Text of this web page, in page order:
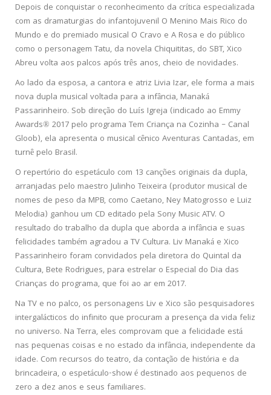
Depois de conquistar o reconhecimento da crítica especializada
com as dramaturgias do infantojuvenil O Menino Mais Rico do
Mundo e do premiado musical O Cravo e A Rosa e do público
como o personagem Tatu, da novela Chiquititas, do SBT, Xico
Abreu volta aos palcos após três anos, cheio de novidades.
Ao lado da esposa, a cantora e atriz Livia Izar, ele forma a mais
nova dupla musical voltada para a infância, Manaká
Passarinheiro. Sob direção do Luís Igreja (indicado ao Emmy
Awards® 2017 pelo programa Tem Criança na Cozinha – Canal
Gloob), ela apresenta o musical cênico Aventuras Cantadas, em
turnê pelo Brasil.
O repertório do espetáculo com 13 canções originais da dupla,
arranjadas pelo maestro Julinho Teixeira (produtor musical de
nomes de peso da MPB, como Caetano, Ney Matogrosso e Luiz
Melodia) ganhou um CD editado pela Sony Music ATV. O
resultado do trabalho da dupla que aborda a infância e suas
felicidades também agradou a TV Cultura. Liv Manaká e Xico
Passarinheiro foram convidados pela diretora do Quintal da
Cultura, Bete Rodrigues, para estrelar o Especial do Dia das
Crianças do programa, que foi ao ar em 2017.
Na TV e no palco, os personagens Liv e Xico são pesquisadores
intergalácticos do infinito que procuram a presença da vida feliz
no universo. Na Terra, eles comprovam que a felicidade está
nas pequenas coisas e no estado da infância, independente da
idade. Com recursos do teatro, da contação de história e da
brincadeira, o espetáculo-show é destinado aos pequenos de
zero a dez anos e seus familiares.